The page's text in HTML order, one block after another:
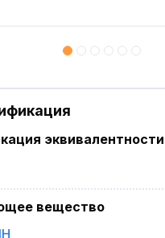
эквивалентности
вещество